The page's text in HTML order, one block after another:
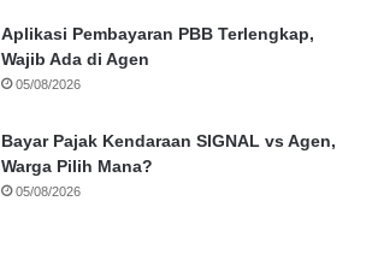
Aplikasi Pembayaran PBB Terlengkap,
Wajib Ada di Agen
05/08/2026
Bayar Pajak Kendaraan SIGNAL vs Agen,
Warga Pilih Mana?
05/08/2026